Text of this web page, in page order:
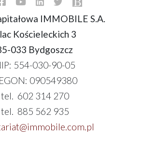
IMMOBILE S.A.
Kościeleckich 3
033 Bydgoszcz
554-030-90-05
090549380
tel. 602 314 270
tel. 885 562 935